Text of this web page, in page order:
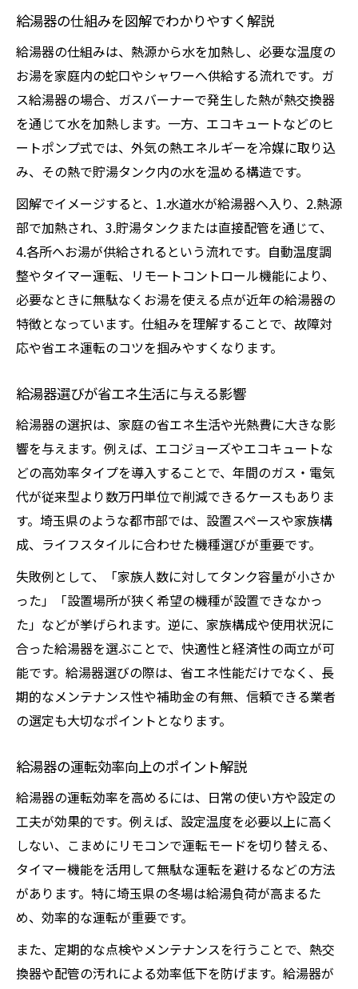
給湯器の仕組みを図解でわかりやすく解説
給湯器の仕組みは、熱源から水を加熱し、必要な温度の
お湯を家庭内の蛇口やシャワーへ供給する流れです。ガ
ス給湯器の場合、ガスバーナーで発生した熱が熱交換器
を通じて水を加熱します。一方、エコキュートなどのヒ
ートポンプ式では、外気の熱エネルギーを冷媒に取り込
み、その熱で貯湯タンク内の水を温める構造です。
図解でイメージすると、1.水道水が給湯器へ入り、2.熱源
部で加熱され、3.貯湯タンクまたは直接配管を通じて、
4.各所へお湯が供給されるという流れです。自動温度調
整やタイマー運転、リモートコントロール機能により、
必要なときに無駄なくお湯を使える点が近年の給湯器の
特徴となっています。仕組みを理解することで、故障対
応や省エネ運転のコツを掴みやすくなります。
給湯器選びが省エネ生活に与える影響
給湯器の選択は、家庭の省エネ生活や光熱費に大きな影
響を与えます。例えば、エコジョーズやエコキュートな
どの高効率タイプを導入することで、年間のガス・電気
代が従来型より数万円単位で削減できるケースもありま
す。埼玉県のような都市部では、設置スペースや家族構
成、ライフスタイルに合わせた機種選びが重要です。
失敗例として、「家族人数に対してタンク容量が小さか
った」「設置場所が狭く希望の機種が設置できなかっ
た」などが挙げられます。逆に、家族構成や使用状況に
合った給湯器を選ぶことで、快適性と経済性の両立が可
能です。給湯器選びの際は、省エネ性能だけでなく、長
期的なメンテナンス性や補助金の有無、信頼できる業者
の選定も大切なポイントとなります。
給湯器の運転効率向上のポイント解説
給湯器の運転効率を高めるには、日常の使い方や設定の
工夫が効果的です。例えば、設定温度を必要以上に高く
しない、こまめにリモコンで運転モードを切り替える、
タイマー機能を活用して無駄な運転を避けるなどの方法
があります。特に埼玉県の冬場は給湯負荷が高まるた
め、効率的な運転が重要です。
また、定期的な点検やメンテナンスを行うことで、熱交
換器や配管の汚れによる効率低下を防げます。給湯器が